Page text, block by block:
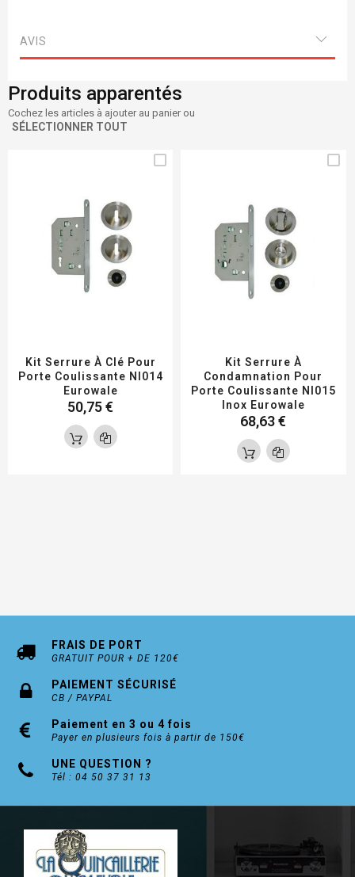
AVIS
Produits apparentés
Cochez les articles à ajouter au panier ou
SÉLECTIONNER TOUT
Kit Serrure À Clé Pour
Porte Coulissante NI014
Eurowale
50,75 €
Kit Serrure À
Condamnation Pour
Porte Coulissante NI015
Inox Eurowale
68,63 €
FRAIS DE PORT
GRATUIT POUR + DE 120€
PAIEMENT SÉCURISÉ
CB / PAYPAL
Paiement en 3 ou 4 fois
Payer en plusieurs fois à partir de 150€
UNE QUESTION ?
Tél : 04 50 37 31 13